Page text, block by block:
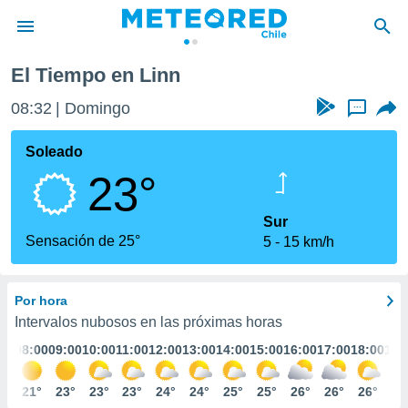
de
por
que se
calidad.
a este
las
y
forma
digital
basada
El Tiempo en Linn
08:32 Domingo ...
Soleado
23°
Sensación de 25°
Sur
5
15 km/h
Por hora
Intervalos nubosos en las próximas horas
08:00
21°
09:00
23°
10:00
23°
11:00
23°
12:00
24°
13:00
24°
14:00
25°
15:00
25°
16:00
26°
17:00
26°
18:00
26°